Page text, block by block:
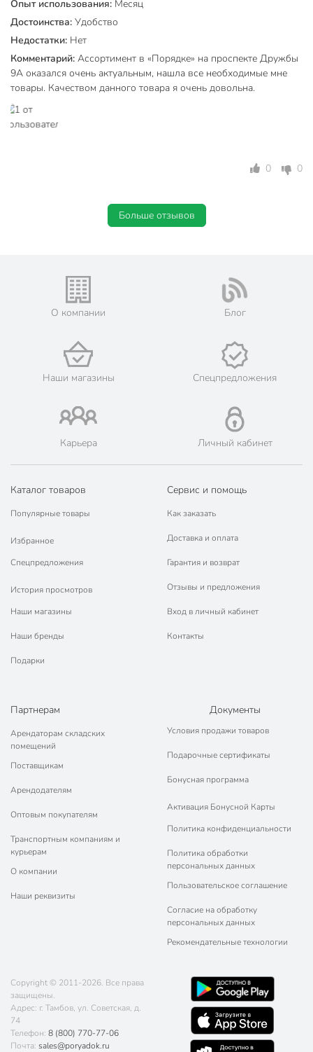
Опыт использования: Месяц
Достоинства: Удобство
Недостатки: Нет
Комментарий: Ассортимент в «Порядке» на проспекте Дружбы
9А оказался очень актуальным, нашла все необходимые мне
товары. Качеством данного товара я очень довольна.
0 0
Больше отзывов
О компании Блог
Наши магазины Спецпредложения
Карьера Личный кабинет
Каталог товаров
Популярные товары
Избранное
Спецпредложения
История просмотров
Наши магазины
Наши бренды
Подарки
Сервис и помощь
Как заказать
Доставка и оплата
Гарантия и возврат
Отзывы и предложения
Вход в личный кабинет
Контакты
Партнерам
Арендаторам складских
помещений
Поставщикам
Арендодателям
Оптовым покупателям
Транспортным компаниям и
курьерам
О компании
Наши реквизиты
Документы
Условия продажи товаров
Подарочные сертификаты
Бонусная программа
Активация Бонусной Карты
Политика конфиденциальности
Политика обработки
персональных данных
Пользовательское соглашение
Согласие на обработку
персональных данных
Рекомендательные технологии
Copyright © 2011-2026. Все права
защищены.
Адрес: г. Тамбов, ул. Советская, д.
74
Телефон: 8 (800) 770-77-06
Почта: sales@poryadok.ru